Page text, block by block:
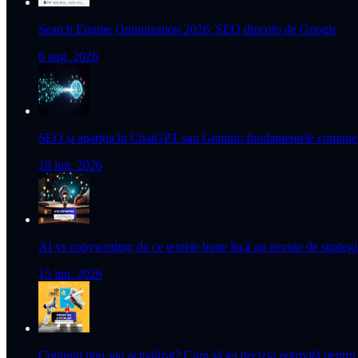
Search Engine Optimization 2026: SEO dincolo de Google
6 aug. 2026
SEO și apariția în ChatGPT sau Gemini: fundamentele comune
18 iun. 2026
AI vs copywriting: de ce textele bune încă au nevoie de
15 iun. 2026
Conținut nou sau actualizat? Cum să iei decizia potrivită pentru